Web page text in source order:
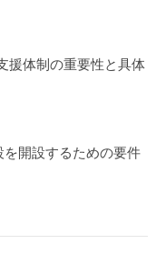
援体制の重要性と具体
開設するための要件